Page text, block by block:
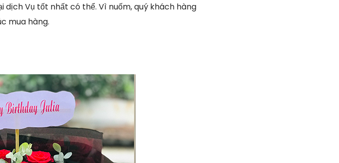
Vụ tốt nhất có thể. Vì nuốm, quý khách hàng
mua hàng.